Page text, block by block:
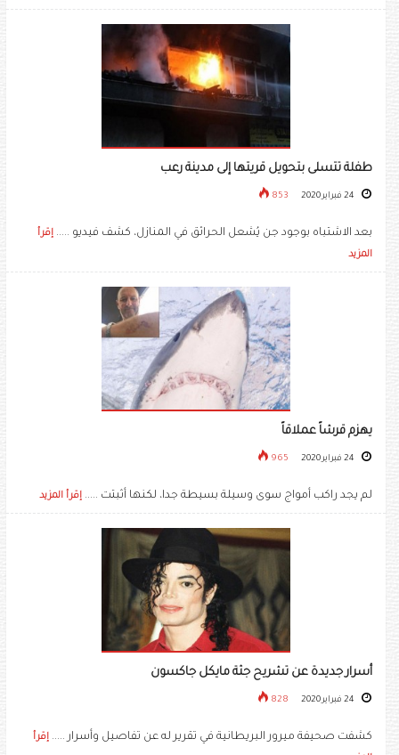
طفلة تتسلى بتحويل قريتها إلى مدينة رعب
853
بعد الاشتباه بوجود جن يُشعل الحرائق في المنازل، كشف فيديو ..... إقرأ
المزيد
يهزم قرشاً عملاقاً
965
لم يجد راكب أمواج سوى وسيلة بسيطة جدا، لكنها أثبتت ..... إقرأ المزيد
أسرار جديدة عن تشريح جثة مايكل جاكسون
828
كشفت صحيفة ميرور البريطانية في تقرير له عن تفاصيل وأسرار ..... إقرأ